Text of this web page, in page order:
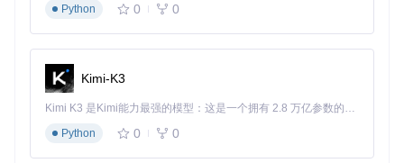
技术原理：基于依赖关系图谱的冲突检测引擎，通过分析MO
D间的资源引用和版本兼容性，生成安全的加载顺序
操作案例：
🛠️新手友好度
在"ModsTab"界面点击"扫描兼容性"按钮
点击"自动修复"应用推荐的加载顺序调整
保存配置并启动游戏
Python
0 0
Kimi-K3
Kimi K3 是Kimi能力最强的模型：这是一个拥有 2.8 万亿参数的混合专家（MoE）模型，具备原生视觉理解能力，并支持 100 万 token 的上下文窗口。
Python
0 0